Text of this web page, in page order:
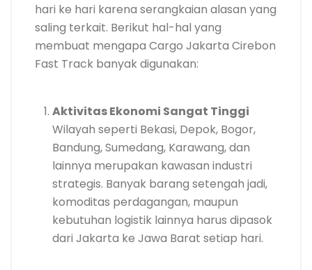
hari ke hari karena serangkaian alasan yang
saling terkait. Berikut hal-hal yang
membuat mengapa Cargo Jakarta Cirebon
Fast Track banyak digunakan:
Aktivitas Ekonomi Sangat Tinggi
Wilayah seperti Bekasi, Depok, Bogor,
Bandung, Sumedang, Karawang, dan
lainnya merupakan kawasan industri
strategis. Banyak barang setengah jadi,
komoditas perdagangan, maupun
kebutuhan logistik lainnya harus dipasok
dari Jakarta ke Jawa Barat setiap hari.